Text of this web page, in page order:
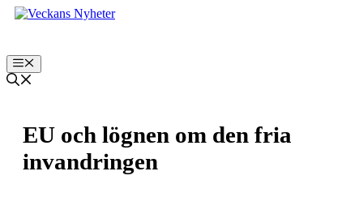
Hoppa
Meny
EU och lögnen om den fria
invandringen